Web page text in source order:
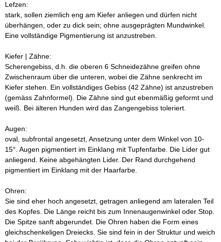
Lefzen:
stark, sollen ziemlich eng am Kiefer anliegen und dürfen nicht
überhängen, oder zu dick sein; ohne ausgeprägten Mundwinkel.
Eine vollständige Pigmentierung ist anzustreben.
Kiefer | Zähne:
Scherengebiss, d.h. die oberen 6 Schneidezähne greifen ohne
Zwischenraum über die unteren, wobei die Zähne senkrecht im
Kiefer stehen. Ein vollständiges Gebiss (42 Zähne) ist anzustreben
(gemäss Zahnformel). Die Zähne sind gut ebenmäßig geformt und
weiß. Bei älteren Hunden wird das Zangengebiss toleriert.
Augen:
oval, subfrontal angesetzt, Ansetzung unter dem Winkel von 10-
15°. Augen pigmentiert im Einklang mit Tupfenfarbe. Die Lider gut
anliegend. Keine abgehängten Lider. Der Rand durchgehend
pigmentiert im Einklang mit der Haarfarbe.
Ohren:
Sie sind eher hoch angesetzt, getragen anliegend am lateralen Teil
des Kopfes. Die Länge reicht bis zum Innenaugenwinkel oder Stop.
Die Spitze sanft abgerundet. Die Ohren haben die Form eines
gleichschenkeligen Dreiecks. Sie sind fein in der Struktur und weich